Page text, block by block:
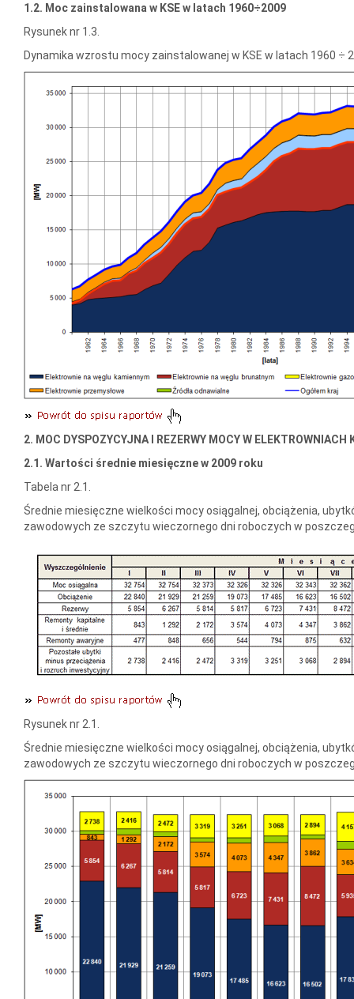
1.2. Moc zainstalowana w KSE w latach 1960÷2009
Rysunek nr 1.3.
Dynamika wzrostu mocy zainstalowanej w KSE w latach 1960 ÷
2. MOC DYSPOZYCYJNA I REZERWY MOCY W ELEKTROWNIACH
2.1. Wartości średnie miesięczne w 2009 roku
Tabela nr 2.1.
Średnie miesięczne wielkości mocy osiągalnej, obciążenia,
zawodowych ze szczytu wieczornego dni roboczych w
Rysunek nr 2.1.
Średnie miesięczne wielkości mocy osiągalnej, obciążenia,
zawodowych ze szczytu wieczornego dni roboczych w